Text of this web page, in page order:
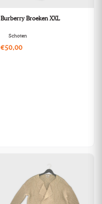
Burberry Broeken XXL
Schoten
€50,00